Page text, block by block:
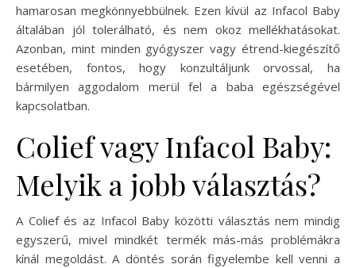
hamarosan megkönnyebbülnek. Ezen kívül az Infacol Baby
általában jól tolerálható, és nem okoz mellékhatásokat.
Azonban, mint minden gyógyszer vagy étrend-kiegészítő
esetében, fontos, hogy konzultáljunk orvossal, ha
bármilyen aggodalom merül fel a baba egészségével
kapcsolatban.
Colief vagy Infacol Baby:
Melyik a jobb választás?
A Colief és az Infacol Baby közötti választás nem mindig
egyszerű, mivel mindkét termék más-más problémákra
kínál megoldást. A döntés során figyelembe kell venni a